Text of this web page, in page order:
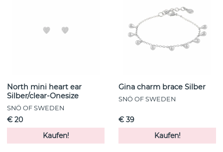
North mini heart ear
Silber/clear-Onesize
SNÖ OF SWEDEN
€ 20
Kaufen!
Gina charm brace Silber
SNÖ OF SWEDEN
€ 39
Kaufen!